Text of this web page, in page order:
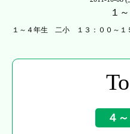
１
１～４年生 二小 １３：００～
４